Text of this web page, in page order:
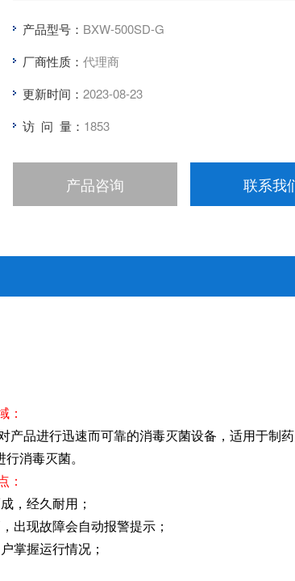
耐用；
障会自动报警提示；
产品型号： BXW-500SD-G
厂商性质： 代理商
更新时间： 2023-08-23
访 问 量： 1853
产品咨询 联系我
：
品进行迅速而可靠的消毒灭菌设备，适用于制药
消毒灭菌。
：
，经久耐用；
出现故障会自动报警提示；
掌握运行情况；